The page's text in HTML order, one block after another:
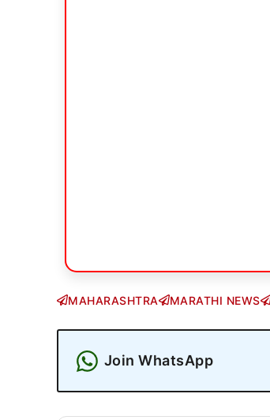
MAHARASHTRA MARATHI NEWS
Join WhatsApp